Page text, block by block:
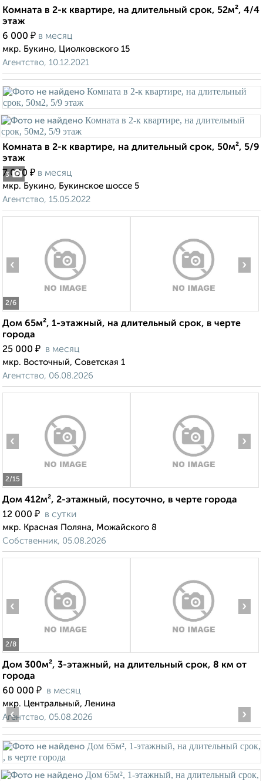
Комната в 2-к квартире, на длительный срок, 52м², 4/4
этаж
6 000 ₽ в месяц
мкр. Букино, Циолковского 15
Агентство, 10.12.2021
3
Комната в 2-к квартире, на длительный срок, 50м², 5/9
этаж
7 000 ₽ в месяц
мкр. Букино, Букинское шоссе 5
Агентство, 15.05.2022
2/6
‹ ›
Дом 65м², 1-этажный, на длительный срок, в черте
города
25 000 ₽ в месяц
мкр. Восточный, Советская 1
Агентство, 06.08.2026
2/15
‹ ›
Дом 412м², 2-этажный, посуточно, в черте города
12 000 ₽ в сутки
мкр. Красная Поляна, Можайского 8
Собственник, 05.08.2026
2/8
‹ ›
Дом 300м², 3-этажный, на длительный срок, 8 км от
города
60 000 ₽ в месяц
мкр. Центральный, Ленина
Агентство, 05.08.2026
‹ ›